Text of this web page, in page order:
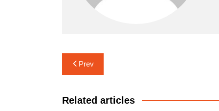
Navigasi
pos
Prev
Related articles